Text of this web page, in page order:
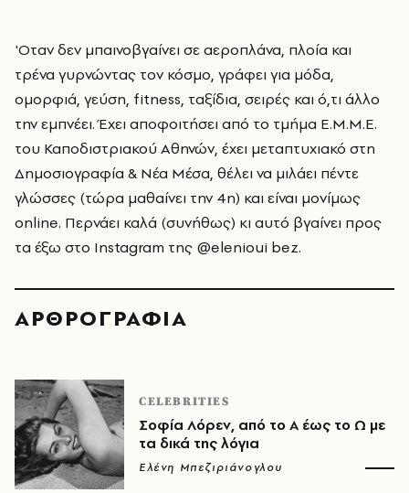
'Οταν δεν μπαινοβγαίνει σε αεροπλάνα, πλοία και
τρένα γυρνώντας τον κόσμο, γράφει για μόδα,
ομορφιά, γεύση, fitness, ταξίδια, σειρές και ό,τι άλλο
την εμπνέει. Έχει αποφοιτήσει από το τμήμα Ε.Μ.Μ.Ε.
του Καποδιστριακού Αθηνών, έχει μεταπτυχιακό στη
Δημοσιογραφία & Νέα Μέσα, θέλει να μιλάει πέντε
γλώσσες (τώρα μαθαίνει την 4η) και είναι μονίμως
online. Περνάει καλά (συνήθως) κι αυτό βγαίνει προς
τα έξω στο Instagram της @elenioui bez.
ΑΡΘΡΟΓΡΑΦΙΑ
CELEBRITIES
Σοφία Λόρεν, από το Α έως το Ω με
τα δικά της λόγια
Ελένη Μπεζιριάνογλου